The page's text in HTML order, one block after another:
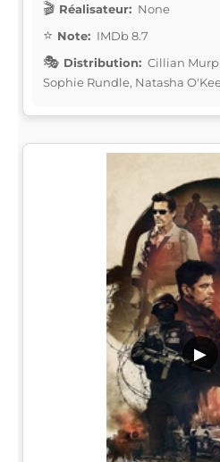
Réalisateur: None
Note: IMDb 8.7
Distribution: Cillian
Sophie Rundle, Natasha
▶